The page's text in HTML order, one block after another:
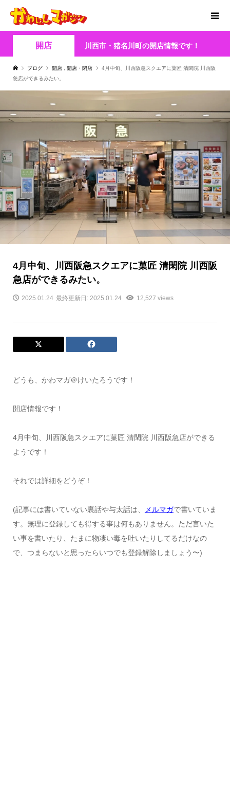
開店 川西市・猪名川町の開店情報です！
ブログ 開店 開店・閉店
4月中旬、川西阪急スクエアに菓匠 清閑院 川西阪
急店ができるみたい。
4月中旬、川西阪急スクエアに菓匠 清閑院 川西阪
急店ができるみたい。
2025.01.24 最終更新日: 2025.01.24 12,527 views
どうも、かわマガ＠けいたろうです！
開店情報です！
4月中旬、川西阪急スクエアに菓匠 清閑院 川西阪急店ができる
ようです！
それでは詳細をどうぞ！
(記事には書いていない裏話や与太話は、 メルマガで書いていま
す。無理に登録しても得する事は何もありません。ただ言いた
い事を書いたり、たまに物凄い毒を吐いたりしてるだけなの
で、つまらないと思ったらいつでも登録解除しましょう〜)